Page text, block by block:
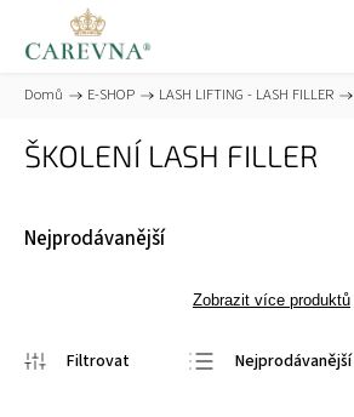
Domů / E-SHOP / LASH LIFTING - LASH FILLER /
ŠKOLENÍ LASH FILLER
Nejprodávanější
Zobrazit více produktů
Nejprodávanější